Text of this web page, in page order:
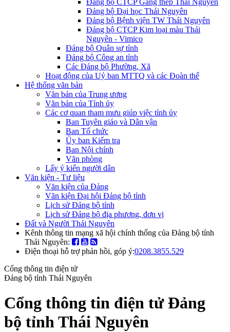
Đảng bộ Đại học Thái Nguyên
Đảng bộ Bệnh viện TW Thái Nguyên
Đảng bộ CTCP Kim loại màu Thái
Nguyên - Vimico
Đảng bộ Quân sự tỉnh
Đảng bộ Công an tỉnh
Các Đảng bộ Phường, Xã
Hoạt động của Uỷ ban MTTQ và các Đoàn thể
Hệ thống văn bản
Văn bản của Trung ương
Văn bản của Tỉnh ủy
Các cơ quan tham mưu giúp việc tỉnh ủy
Ban Tuyên giáo và Dân vận
Ban Tổ chức
Ủy ban Kiểm tra
Ban Nội chính
Văn phòng
Lấy ý kiến người dân
Văn kiện - Tư liệu
Văn kiện của Đảng
Văn kiện Đại hội Đảng bộ tỉnh
Lịch sử Đảng bộ tỉnh
Lịch sử Đảng bộ địa phương, đơn vị
Đất và Người Thái Nguyên
Kênh thông tin mạng xã hội chính thống của Đảng bộ tỉnh
Thái Nguyên:
Điện thoại hỗ trợ phản hồi, góp ý:0208.3855.529
Cổng thông tin điện tử
Đảng bộ tỉnh Thái Nguyên
Cổng thông tin điện tử Đảng
bộ tỉnh Thái Nguyên